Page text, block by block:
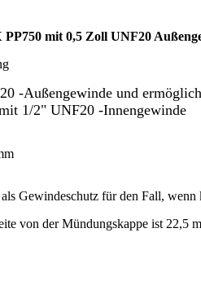
mit 0,5 Zoll UNF20
-Außengewinde und
1/2" UNF20 -Innengewinde
Gewindeschutz für den Fall,
von der Mündungskappe ist 22,5